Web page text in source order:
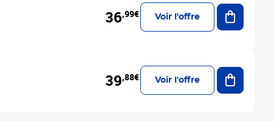
36,99€ Voir l'offre
Ajouter
39,88€ Voir l'offre
Ajouter